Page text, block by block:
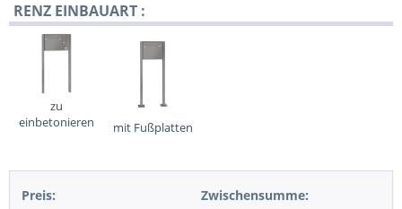
RENZ EINBAUART :
zu
einbetonieren
mit Fußplatten
Preis:
Zwischensumme: